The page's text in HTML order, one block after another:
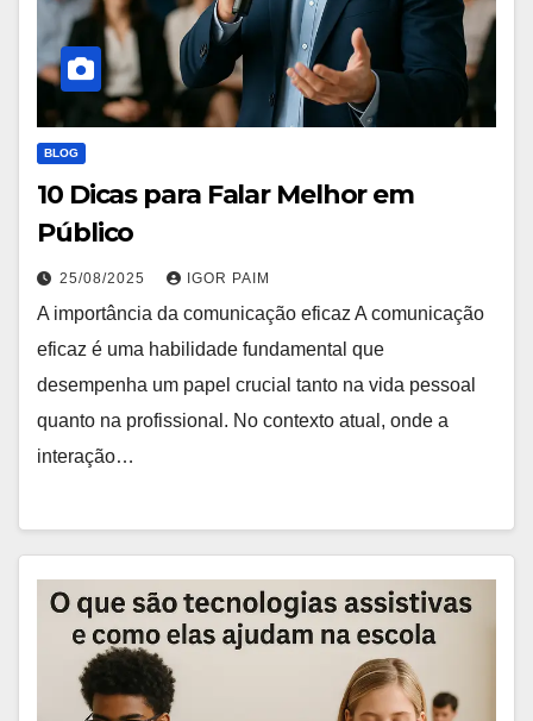
BLOG
10 Dicas para Falar Melhor em
Público
25/08/2025 IGOR PAIM
A importância da comunicação eficaz A comunicação
eficaz é uma habilidade fundamental que
desempenha um papel crucial tanto na vida pessoal
quanto na profissional. No contexto atual, onde a
interação…